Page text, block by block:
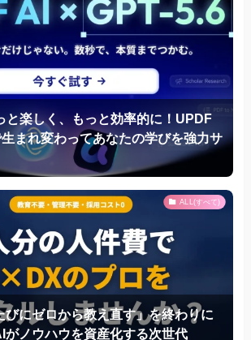
と楽しく、もっと効率的に！UPDF
まれ変わってあなたの学びを強力サ
ALL(すべて)
びにゼロから教え直す」を終わりに
がノウハウを資産化する次世代